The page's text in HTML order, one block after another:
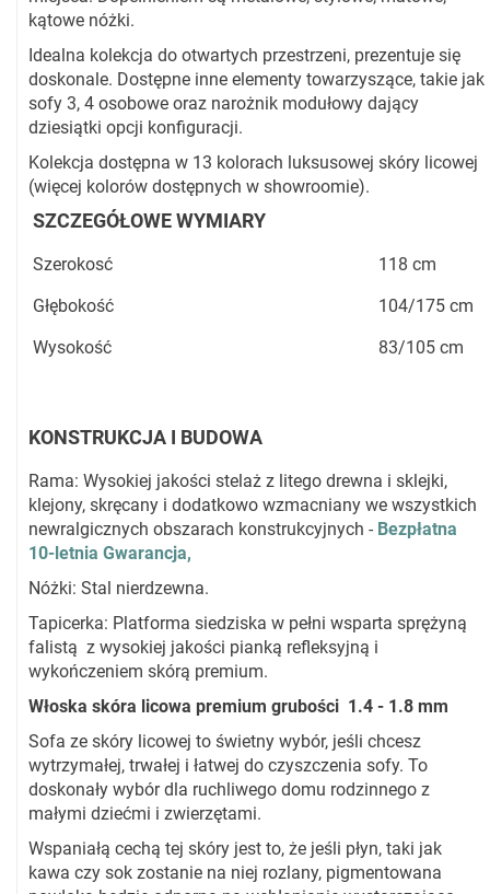
kątowe nóżki.
Idealna kolekcja do otwartych przestrzeni, prezentuje się
doskonale. Dostępne inne elementy towarzyszące, takie jak
sofy 3, 4 osobowe oraz narożnik modułowy dający
dziesiątki opcji konfiguracji.
Kolekcja dostępna w 13 kolorach luksusowej skóry licowej
(więcej kolorów dostępnych w showroomie).
SZCZEGÓŁOWE WYMIARY
Szerokosć
118 cm
Głębokość
104/175 cm
Wysokość
83/105 cm
KONSTRUKCJA I BUDOWA
Rama: Wysokiej jakości stelaż z litego drewna i sklejki,
klejony, skręcany i dodatkowo wzmacniany we wszystkich
newralgicznych obszarach konstrukcyjnych - Bezpłatna
10-letnia Gwarancja,
Nóżki: Stal nierdzewna.
Tapicerka: Platforma siedziska w pełni wsparta sprężyną
falistą z wysokiej jakości pianką refleksyjną i
wykończeniem skórą premium.
Włoska skóra licowa premium grubości 1.4 - 1.8 mm
Sofa ze skóry licowej to świetny wybór, jeśli chcesz
wytrzymałej, trwałej i łatwej do czyszczenia sofy. To
doskonały wybór dla ruchliwego domu rodzinnego z
małymi dziećmi i zwierzętami.
Wspaniałą cechą tej skóry jest to, że jeśli płyn, taki jak
kawa czy sok zostanie na niej rozlany, pigmentowana